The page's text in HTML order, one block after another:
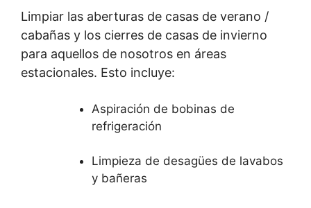
Limpiar las aberturas de casas de verano /
cabañas y los cierres de casas de invierno
para aquellos de nosotros en áreas
estacionales. Esto incluye:
Aspiración de bobinas de
refrigeración
Limpieza de desagües de lavabos
y bañeras